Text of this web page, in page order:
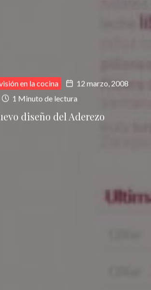
en la cocina
12 marzo, 2008
1 Minuto de lectura
diseño del Aderezo